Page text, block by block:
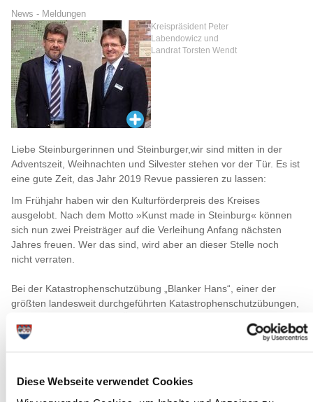
Diese Webseite verwendet Cookies
News - Meldungen
Kreispräsident Peter
Labendowicz und
Landrat Torsten Wendt
Liebe Steinburgerinnen und Steinburger,wir sind mitten in der
Adventszeit, Weihnachten und Silvester stehen vor der Tür. Es ist
eine gute Zeit, das Jahr 2019 Revue passieren zu lassen:
Im Frühjahr haben wir den Kulturförderpreis des Kreises
ausgelobt. Nach dem Motto »Kunst made in Steinburg« können
sich nun zwei Preisträger auf die Verleihung Anfang nächsten
Jahres freuen. Wer das sind, wird aber an dieser Stelle noch
nicht verraten.
Bei der Katastrophenschutzübung „Blanker Hans“, einer der
größten landesweit durchgeführten Katastrophenschutzübungen,
verschiedensten Organisationen (Feuerwehr, DRK, JUH, ASB,
den Ernstfall einer Sturmflut geprobt. Einen Schwerpunkt bildete